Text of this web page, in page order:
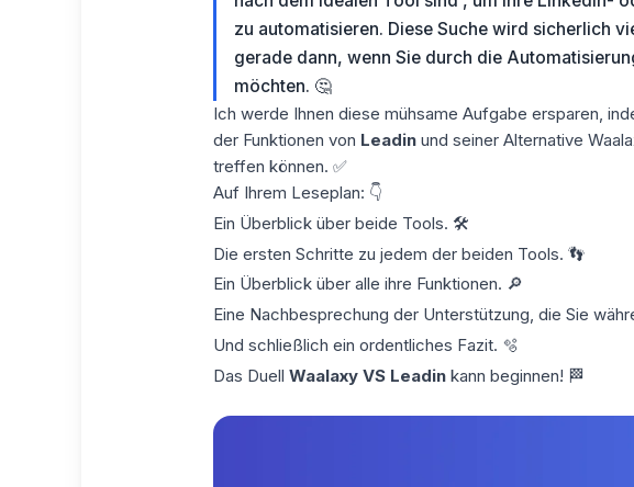
zu automatisieren. Diese Suche wird sicherlich
gerade dann, wenn Sie durch die
möchten. 🤔
Ich werde Ihnen diese mühsame Aufgabe ersparen,
der Funktionen von Leadinund seiner Alternative
treffen können. ✅
Auf Ihrem Leseplan: 👇
Ein Überblick über beide Tools. 🛠️
Die ersten Schritte zu jedem der beiden Tools. 👣
Ein Überblick über alle ihre Funktionen. 🔎
Eine Nachbesprechung der Unterstützung, die Sie
Und schließlich ein ordentliches Fazit. 🫧
Das Duell Waalaxy VS Leadinkann beginnen! 🏁